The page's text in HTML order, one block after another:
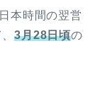
本時間の翌営
、3月28日頃の